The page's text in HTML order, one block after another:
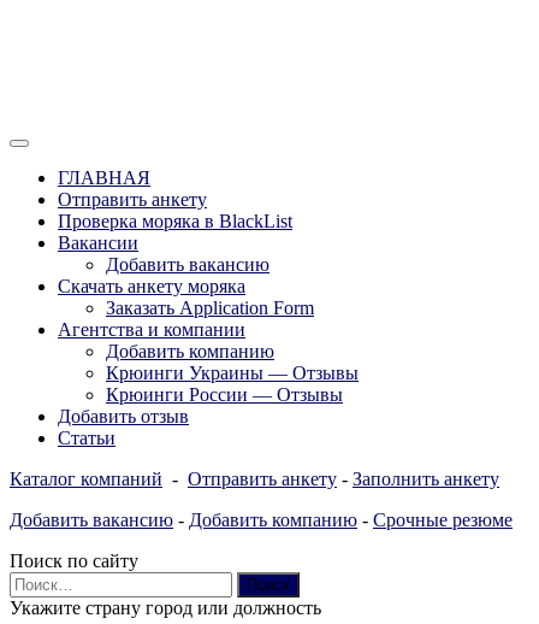
Рассылка
Вакансии для моряков. Работа для
моряков в море. Каталог крюинговых
компаний и морских агентств
Украины, России, Европы и Всего
мира. Отзывы, Контакты, Работа,
Вакансии для моряков. Рассылка
апликашки CV application form
ГЛАВНАЯ
Отправить анкету
Проверка моряка в BlackList
Вакансии
Добавить вакансию
Скачать анкету моряка
Заказать Application Form
Агентства и компании
Добавить компанию
Крюинги Украины — Отзывы
Крюинги России — Отзывы
Добавить отзыв
Статьи
Каталог компаний - Отправить анкету - Заполнить анкету
Добавить вакансию - Добавить компанию - Срочные резюме
Поиск по сайту
Найти:
Укажите страну город или должность